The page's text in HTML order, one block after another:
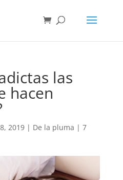
las
hacen
2019| De la pluma | 7